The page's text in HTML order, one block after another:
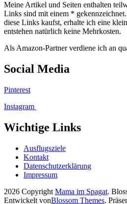
Meine Artikel und Seiten enthalten
Links sind mit einem *
diese Links kaufst, erhalte ich eine
entstehen natürlich keine Mehrkosten.
Als Amazon-Partner verdiene ich an
Social Media
Pinterest
Instagram
Wichtige Links
Ausflugsziele
Kontakt
Datenschutzerklärung
Impressum
2026 Copyright Mama im Spagat.
Entwickelt vonBlossom Themes.